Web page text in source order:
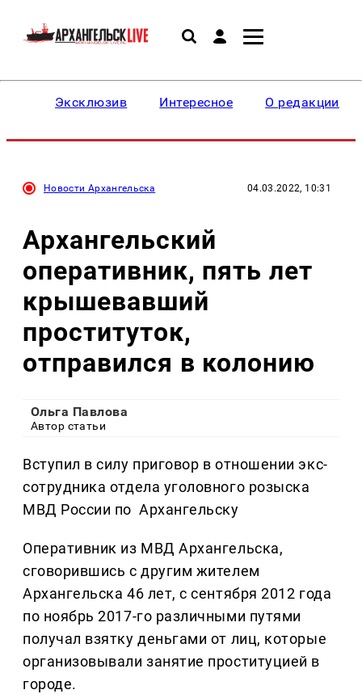
Эксклюзив Интересное О редакции
Новости Архангельска 04.03.2022, 10:31
Архангельский
оперативник, пять лет
крышевавший
проституток,
отправился в колонию
Ольга Павлова
Автор статьи
Вступил в силу приговор в отношении экс-
сотрудника отдела уголовного розыска
МВД России по Архангельску
Оперативник из МВД Архангельска,
сговорившись с другим жителем
Архангельска 46 лет, с сентября 2012 года
по ноябрь 2017-го различными путями
получал взятку деньгами от лиц, которые
организовывали занятие проституцией в
городе.